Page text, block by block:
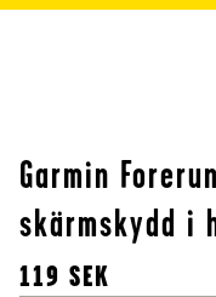
Garmin
skärmskydd i
119 SEK